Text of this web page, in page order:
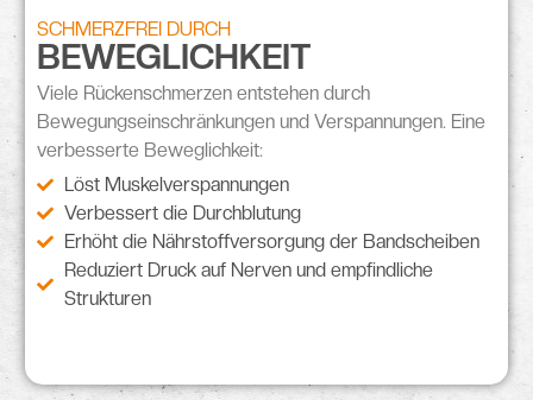
SCHMERZFREI DURCH
BEWEGLICHKEIT
Viele Rückenschmerzen entstehen durch
Bewegungseinschränkungen und Verspannungen. Eine
verbesserte Beweglichkeit:
Löst Muskelverspannungen
Verbessert die Durchblutung
Erhöht die Nährstoffversorgung der Bandscheiben
Reduziert Druck auf Nerven und empfindliche
Strukturen